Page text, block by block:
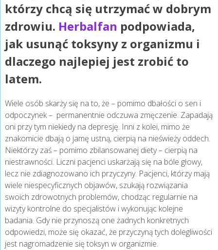
którzy chcą się utrzymać w dobrym
zdrowiu. Herbalfan podpowiada,
jak usunąć toksyny z organizmu i
dlaczego najlepiej jest zrobić to
latem.
Wiele osób skarży się na to, że – pomimo dbałości o sen i
odpoczynek – permanentnie odczuwa zmęczenie. Zapadają
oni przy tym niekiedy na depresję. Inni z kolei, mimo że
znakomicie dbają o jamę ustną, cierpią na nieświeży oddech.
Niektórzy zaś – pomimo zbilansowanej diety – cierpią na
niestrawności. Liczni pacjenci uskarżają się na bóle głowy,
lecz nie zdiagnozowano ich przyczyny. Pacjenci, którzy mają
wiele niespecyficznych objawów, szukają rozwiązania
swoich zdrowotnych problemów, chodząc regularnie na
wizyty kontrolne do specjalistów i wykonując kolejne
badania. Gdy nie przynoszą one żadnych konkretnych
odpowiedzi, może się okazać, że przyczyną tych dolegliwości
jest nagromadzenie się toksyn w organizmie.